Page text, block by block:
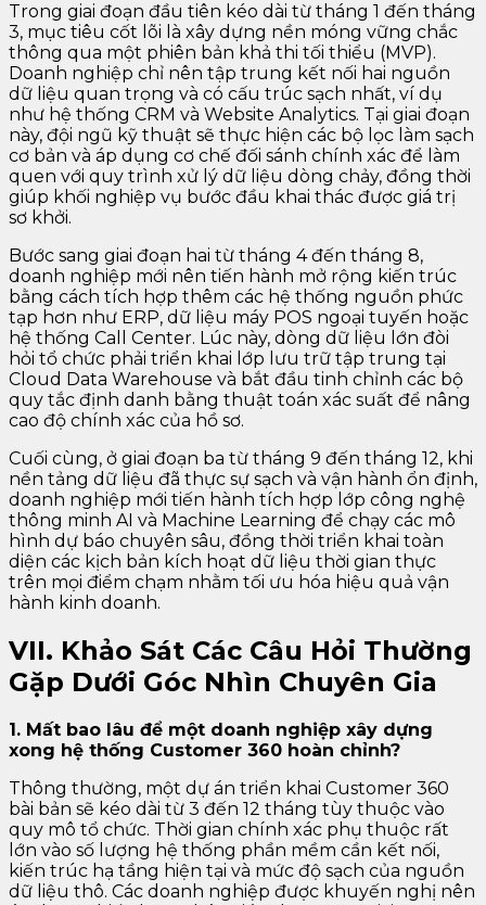
Trong giai đoạn đầu tiên kéo dài từ tháng 1 đến tháng
3, mục tiêu cốt lõi là xây dựng nền móng vững chắc
thông qua một phiên bản khả thi tối thiểu (MVP).
Doanh nghiệp chỉ nên tập trung kết nối hai nguồn
dữ liệu quan trọng và có cấu trúc sạch nhất, ví dụ
như hệ thống CRM và Website Analytics. Tại giai đoạn
này, đội ngũ kỹ thuật sẽ thực hiện các bộ lọc làm sạch
cơ bản và áp dụng cơ chế đối sánh chính xác để làm
quen với quy trình xử lý dữ liệu dòng chảy, đồng thời
giúp khối nghiệp vụ bước đầu khai thác được giá trị
sơ khởi.
Bước sang giai đoạn hai từ tháng 4 đến tháng 8,
doanh nghiệp mới nên tiến hành mở rộng kiến trúc
bằng cách tích hợp thêm các hệ thống nguồn phức
tạp hơn như ERP, dữ liệu máy POS ngoại tuyến hoặc
hệ thống Call Center. Lúc này, dòng dữ liệu lớn đòi
hỏi tổ chức phải triển khai lớp lưu trữ tập trung tại
Cloud Data Warehouse và bắt đầu tinh chỉnh các bộ
quy tắc định danh bằng thuật toán xác suất để nâng
cao độ chính xác của hồ sơ.
Cuối cùng, ở giai đoạn ba từ tháng 9 đến tháng 12, khi
nền tảng dữ liệu đã thực sự sạch và vận hành ổn định,
doanh nghiệp mới tiến hành tích hợp lớp công nghệ
thông minh AI và Machine Learning để chạy các mô
hình dự báo chuyên sâu, đồng thời triển khai toàn
diện các kịch bản kích hoạt dữ liệu thời gian thực
trên mọi điểm chạm nhằm tối ưu hóa hiệu quả vận
hành kinh doanh.
VII. Khảo Sát Các Câu Hỏi Thường
Gặp Dưới Góc Nhìn Chuyên Gia
1. Mất bao lâu để một doanh nghiệp xây dựng
xong hệ thống Customer 360 hoàn chỉnh?
Thông thường, một dự án triển khai Customer 360
bài bản sẽ kéo dài từ 3 đến 12 tháng tùy thuộc vào
quy mô tổ chức. Thời gian chính xác phụ thuộc rất
lớn vào số lượng hệ thống phần mềm cần kết nối,
kiến trúc hạ tầng hiện tại và mức độ sạch của nguồn
dữ liệu thô. Các doanh nghiệp được khuyến nghị nên